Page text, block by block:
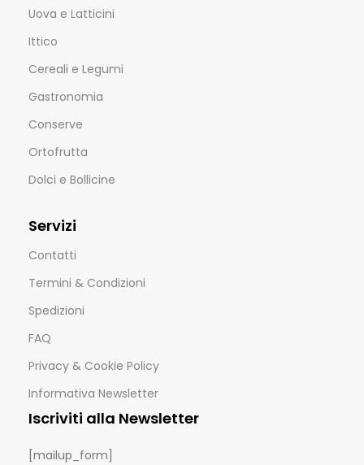
Uova e Latticini
Ittico
Cereali e Legumi
Gastronomia
Conserve
Ortofrutta
Dolci e Bollicine
Servizi
Contatti
Termini & Condizioni
Spedizioni
FAQ
Privacy & Cookie Policy
Informativa Newsletter
Iscriviti alla Newsletter
[mailup_form]